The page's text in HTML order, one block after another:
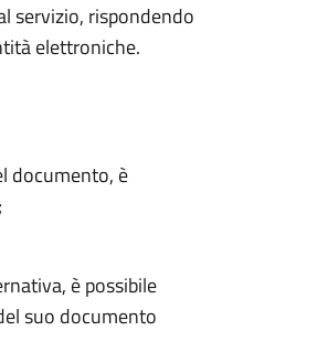
servizio, rispondendo
elettroniche.
documento, è
è possibile
suo documento